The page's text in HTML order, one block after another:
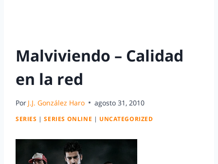
Malviviendo – Calidad
en la red
Por J.J. González Haro agosto 31, 2010
SERIES |SERIES ONLINE | UNCATEGORIZED